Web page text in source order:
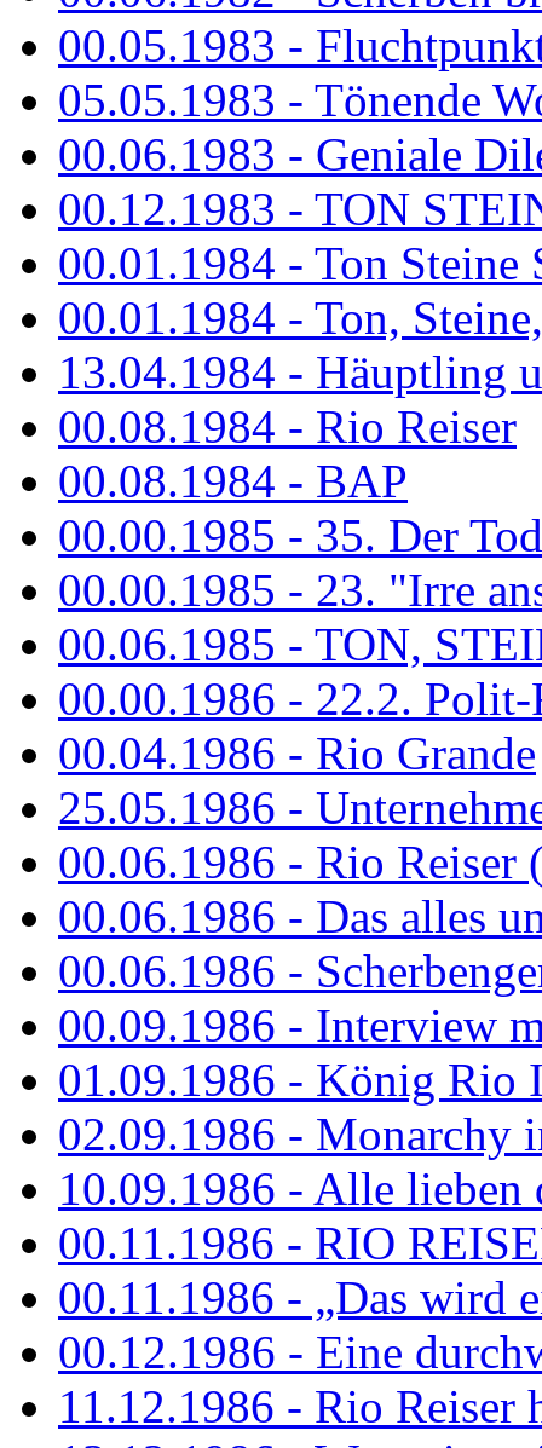
00.05.1983 -
05.05.1983 - Tönende
00.06.1983 - Geniale
00.12.1983 - TON
00.01.1984 - Ton Steine
00.01.1984 - Ton,
13.04.1984 - Häuptling
00.08.1984 - Rio Reiser
00.08.1984 - BAP
00.00.1985 - 35. Der
00.00.1985 - 23. "Irre
00.06.1985 - TON,
00.00.1986 - 22.2.
00.04.1986 - Rio Grande
25.05.1986 -
00.06.1986 - Rio Reiser
00.06.1986 - Das alles
00.06.1986 -
00.09.1986 - Interview
01.09.1986 - König Rio
02.09.1986 - Monarchy
10.09.1986 - Alle lieben
00.11.1986 - RIO
00.11.1986 - „Das wird
00.12.1986 - Eine
11.12.1986 - Rio Reiser